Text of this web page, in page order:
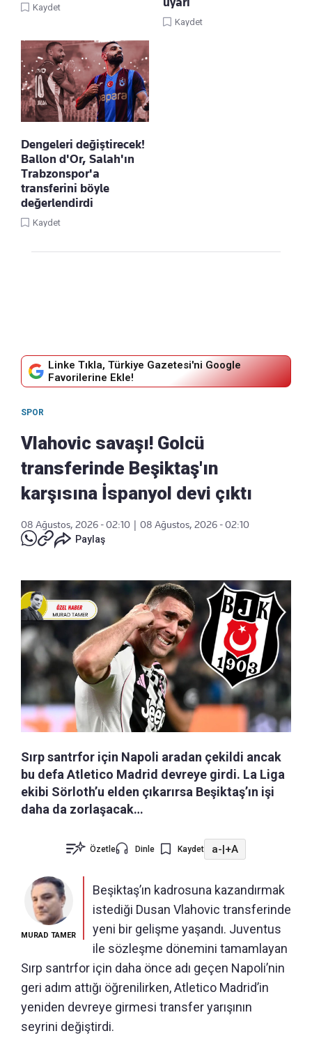
Kaydet
Kaydet
Dengeleri değiştirecek!
Ballon d'Or, Salah'ın
Trabzonspor'a
transferini böyle
değerlendirdi
Kaydet
Linke Tıkla, Türkiye Gazetesi'ni Google
Favorilerine Ekle!
SPOR
Vlahovic savaşı! Golcü
transferinde Beşiktaş'ın
karşısına İspanyol devi çıktı
08 Ağustos, 2026 - 02:10
08 Ağustos, 2026 - 02:10
Paylaş
Sırp santrfor için Napoli aradan çekildi ancak
bu defa Atletico Madrid devreye girdi. La Liga
ekibi Sörloth’u elden çıkarırsa Beşiktaş’ın işi
daha da zorlaşacak…
Özetle Dinle Kaydet a-|+A
MURAD TAMER
Beşiktaş’ın kadrosuna kazandırmak
istediği Dusan Vlahovic transferinde
yeni bir gelişme yaşandı. Juventus
ile sözleşme dönemini tamamlayan
Sırp santrfor için daha önce adı geçen Napoli’nin
geri adım attığı öğrenilirken, Atletico Madrid’in
yeniden devreye girmesi transfer yarışının
seyrini değiştirdi.